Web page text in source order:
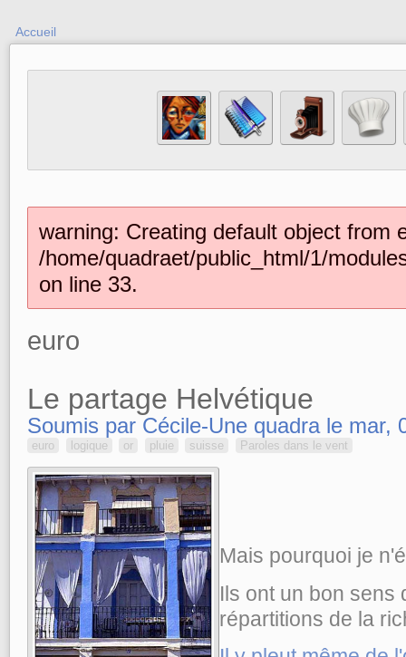
Accueil
warning: Creating default object from
/home/quadraet/public_html/1/
on line 33.
euro
Le partage Helvétique
Soumis par Cécile-Une quadra le mar,
euro logique or pluie suisse Paroles dans le vent
Mais pourquoi je
Ils ont un bon sens
répartitions de la